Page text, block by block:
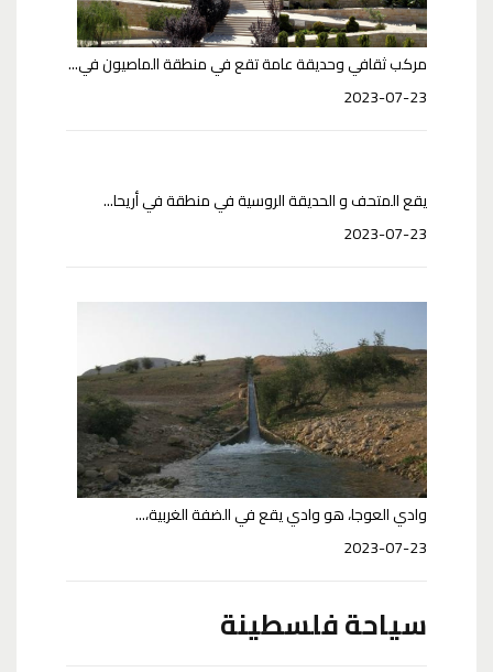
مركب ثقافي وحديقة عامة تقع في منطقة الماصيون في...
2023-07-23
يقع المتحف و الحديقة الروسية في منطقة في أريحا...
2023-07-23
وادي العوجا، هو وادي يقع في الضفة الغربية،...
2023-07-23
سياحة فلسطينة